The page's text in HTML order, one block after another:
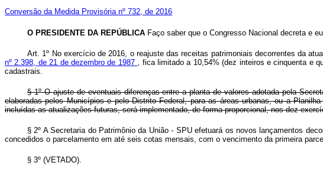
Conversão da Medida Provisória nº 732, de 2016
O PRESIDENTE DA REPÚBLICA Faço saber que o Congresso Nacional decreta e
Art. 1º No exercício de 2016, o reajuste das receitas patrimoniais decorrentes da
nº 2.398, de 21 de dezembro de 1987 , fica limitado a 10,54% (dez inteiros e cinquenta e
cadastrais.
§ 1º O ajuste de eventuais diferenças entre a planta de valores adotada pela
elaboradas pelos Municípios e pelo Distrito Federal, para as áreas urbanas, ou a
incluídas as atualizações futuras, será implementado, de forma proporcional, nos dez
§ 2º A Secretaria do Patrimônio da União - SPU efetuará os novos lançamentos
concedidos o parcelamento em até seis cotas mensais, com o vencimento da primeira
§ 3º (VETADO).